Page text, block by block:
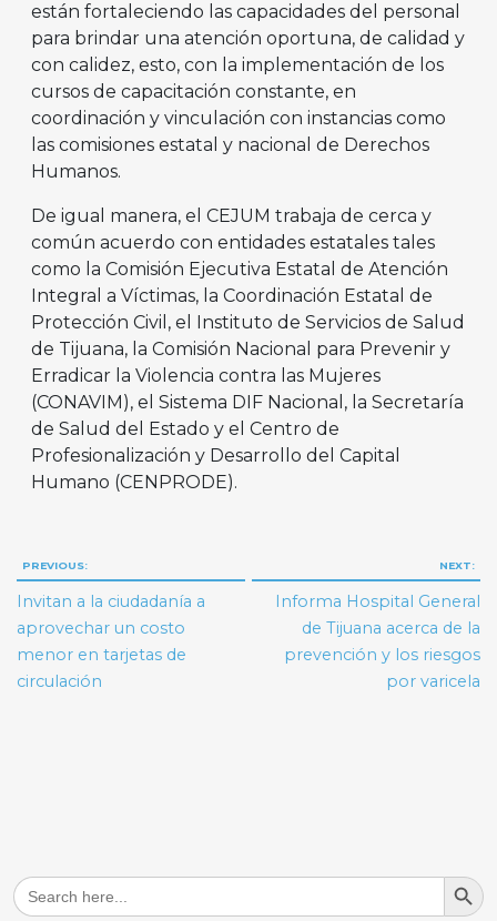
están fortaleciendo las capacidades del personal
para brindar una atención oportuna, de calidad y
con calidez, esto, con la implementación de los
cursos de capacitación constante, en
coordinación y vinculación con instancias como
las comisiones estatal y nacional de Derechos
Humanos.
De igual manera, el CEJUM trabaja de cerca y
común acuerdo con entidades estatales tales
como la Comisión Ejecutiva Estatal de Atención
Integral a Víctimas, la Coordinación Estatal de
Protección Civil, el Instituto de Servicios de Salud
de Tijuana, la Comisión Nacional para Prevenir y
Erradicar la Violencia contra las Mujeres
(CONAVIM), el Sistema DIF Nacional, la Secretaría
de Salud del Estado y el Centro de
Profesionalización y Desarrollo del Capital
Humano (CENPRODE).
Navegación
de
entradas
PREVIOUS:
Invitan a la ciudadanía a
aprovechar un costo
menor en tarjetas de
circulación
NEXT:
Informa Hospital General
de Tijuana acerca de la
prevención y los riesgos
por varicela
Search
for:
Search